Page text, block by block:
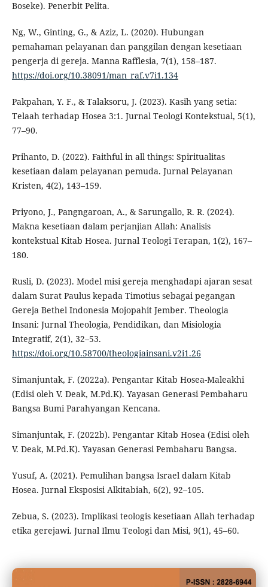
Boseke). Penerbit Pelita.
Ng, W., Ginting, G., & Aziz, L. (2020). Hubungan
pemahaman pelayanan dan panggilan dengan kesetiaan
pengerja di gereja. Manna Rafflesia, 7(1), 158–187.
https://doi.org/10.38091/man_raf.v7i1.134
Pakpahan, Y. F., & Talaksoru, J. (2023). Kasih yang setia:
Telaah terhadap Hosea 3:1. Jurnal Teologi Kontekstual, 5(1),
77–90.
Prihanto, D. (2022). Faithful in all things: Spiritualitas
kesetiaan dalam pelayanan pemuda. Jurnal Pelayanan
Kristen, 4(2), 143–159.
Priyono, J., Pangngaroan, A., & Sarungallo, R. R. (2024).
Makna kesetiaan dalam perjanjian Allah: Analisis
kontekstual Kitab Hosea. Jurnal Teologi Terapan, 1(2), 167–
180.
Rusli, D. (2023). Model misi gereja menghadapi ajaran sesat
dalam Surat Paulus kepada Timotius sebagai pegangan
Gereja Bethel Indonesia Mojopahit Jember. Theologia
Insani: Jurnal Theologia, Pendidikan, dan Misiologia
Integratif, 2(1), 32–53.
https://doi.org/10.58700/theologiainsani.v2i1.26
Simanjuntak, F. (2022a). Pengantar Kitab Hosea-Maleakhi
(Edisi oleh V. Deak, M.Pd.K). Yayasan Generasi Pembaharu
Bangsa Bumi Parahyangan Kencana.
Simanjuntak, F. (2022b). Pengantar Kitab Hosea (Edisi oleh
V. Deak, M.Pd.K). Yayasan Generasi Pembaharu Bangsa.
Yusuf, A. (2021). Pemulihan bangsa Israel dalam Kitab
Hosea. Jurnal Eksposisi Alkitabiah, 6(2), 92–105.
Zebua, S. (2023). Implikasi teologis kesetiaan Allah terhadap
etika gerejawi. Jurnal Ilmu Teologi dan Misi, 9(1), 45–60.